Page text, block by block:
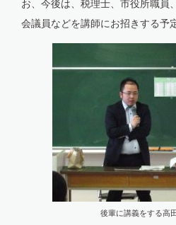
お、今後は、税理士、市役所職員
会議員などを講師にお招きする予
後輩に講義をする高